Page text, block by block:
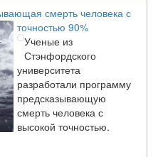
смерть человека с
точностью 90%
Ученые из
Стэнфордского
университета
разработали программу
предсказывающую
смерть человека с
высокой точностью.